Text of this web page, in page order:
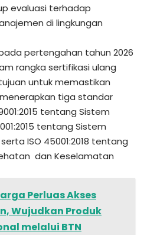
evaluasi terhadap
di lingkungan
pertengahan tahun 2026
rangka sertifikasi ulang
untuk memastikan
tiga standar
tentang Sistem
tentang Sistem
ISO 45001:2018 tentang
dan Keselamatan
Perluas Akses
Wujudkan Produk
melalui BTN